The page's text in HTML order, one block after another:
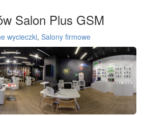
Salon Plus GSM
wycieczki, Salony firmowe